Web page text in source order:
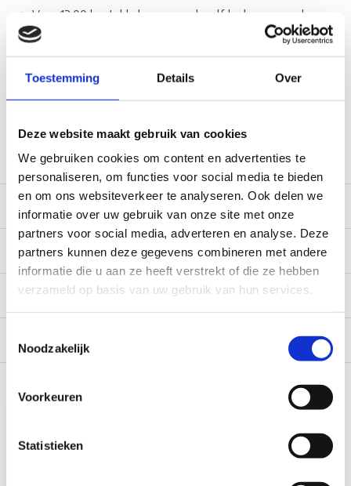
Toestemming Details Over
Deze website maakt gebruik van cookies
We gebruiken cookies om content en advertenties te
personaliseren, om functies voor social media te bieden
en om ons websiteverkeer te analyseren. Ook delen we
informatie over uw gebruik van onze site met onze
partners voor social media, adverteren en analyse. Deze
partners kunnen deze gegevens combineren met andere
informatie die u aan ze heeft verstrekt of die ze hebben
verzameld op basis van uw gebruik van hun services.
Noodzakelijk
Voorkeuren
Statistieken
Voor 12:00 besteld, doorgaans dezelfde dag verzonden
(werkdagen, normale pakketten naar NL/BE/DE)
World wide shipping (normal size and weight packages)
Gratis verzending vanaf € 100,- naar NL en BE
*Zeer grote magazijnvoorraad direct beschikbaar voor
winkel, mail ons voor de beschikbaarheid in de winkel:
Beschrijving
Documentatie
Specificaties
Reviews